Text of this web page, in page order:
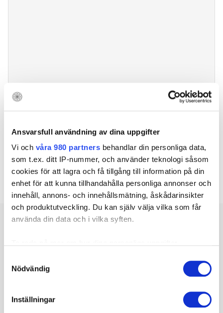
Ansvarsfull användning av dina uppgifter
Vi och våra 980 partners behandlar din personliga data,
som t.ex. ditt IP-nummer, och använder teknologi såsom
cookies för att lagra och få tillgång till information på din
enhet för att kunna tillhandahålla personliga annonser och
innehåll, annons- och innehållsmätning, åskådarinsikter
och produktutveckling. Du kan själv välja vilka som får
använda din data och i vilka syften.
Du kan ändra eller dra tillbaka ditt samtycke när som
Vi använder enhetsidentifierare för att anpassa innehållet
Nödvändig
Inställningar
HandCenter har avtal med VGR
Läs mer